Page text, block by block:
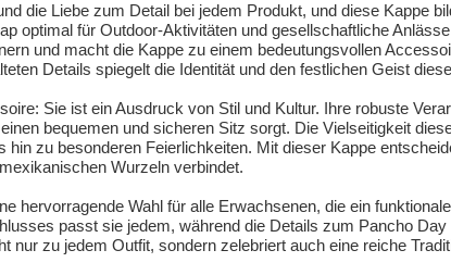
die Liebe zum Detail bei jedem Produkt, und diese Kappe
optimal für Outdoor-Aktivitäten und gesellschaftliche
und macht die Kappe zu einem bedeutungsvollen
Details spiegelt die Identität und den festlichen Geist
Sie ist ein Ausdruck von Stil und Kultur. Ihre robuste
bequemen und sicheren Sitz sorgt. Die Vielseitigkeit
zu besonderen Feierlichkeiten. Mit dieser Kappe
Wurzeln verbindet.
hervorragende Wahl für alle Erwachsenen, die ein
passt sie jedem, während die Details zum Pancho Day
zu jedem Outfit, sondern zelebriert auch eine reiche